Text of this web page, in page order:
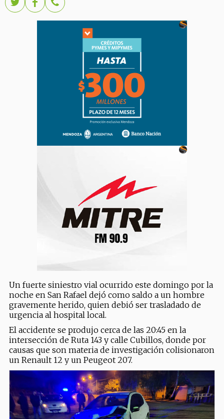
Un fuerte siniestro vial ocurrido este domingo por la
noche en San Rafael dejó como saldo a un hombre
gravemente herido, quien debió ser trasladado de
urgencia al hospital local.
El accidente se produjo cerca de las 20:45 en la
intersección de Ruta 143 y calle Cubillos, donde por
causas que son materia de investigación colisionaron
un Renault 12 y un Peugeot 207.